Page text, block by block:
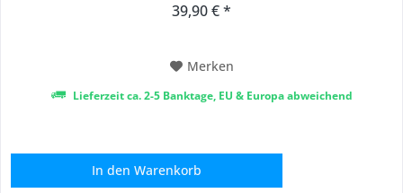
1/4" auf 3/8" Gummierte Oberfläche Arca-Swiss kompatibel
39,90 € *
Merken
Lieferzeit ca. 2-5 Banktage, EU & Europa abweichend
In den Warenkorb